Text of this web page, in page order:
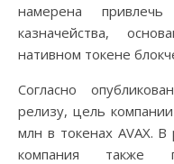
намерена
казначейства,
нативном токене
Согласно
релизу, цель
млн в токенах AVAX. В
компания также